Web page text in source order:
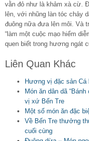
vằn đỏ như là khảm xà cừ.
lên, với nhũng làn tóc chảy
đuông nữa đưa lên môi. Và
“làm một cuộc mạo hiểm
quen biết trong hương ngát
Liên Quan Khác
Hương vị đặc sản
Món ăn dân dã
vị xứ Bến Tre
Một số món ăn đặc
Về Bến Tre thưởng
cuối cùng